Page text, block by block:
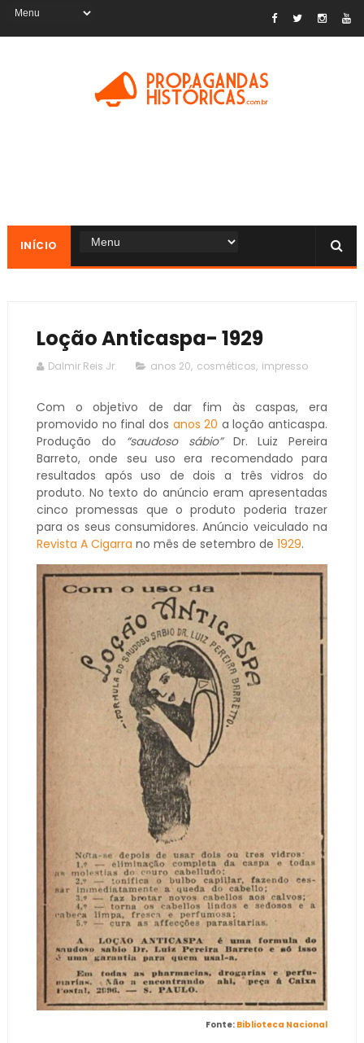
INÍCIO
Loção Anticaspa- 1929
Dalmir Reis Jr. anos 20, cosméticos, impresso
Com o objetivo de dar fim às caspas, era
promovido no final dos anos 20 a loção anticaspa.
Produção do “saudoso sábio”Dr. Luiz Pereira
Barreto, onde seu uso era recomendado para
resultados após uso de dois a três vidros do
produto. No texto do anúncio eram apresentadas
cinco promessas que o produto poderia trazer
para os seus consumidores. Anúncio veiculado na
Revista A Cigarra no mês de setembro de 1929.
Fonte: Biblioteca Nacional